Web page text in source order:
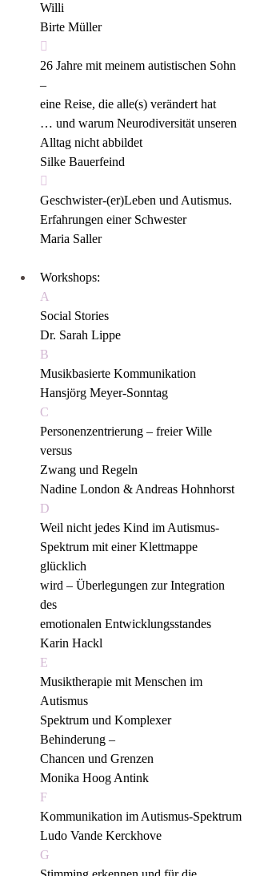
Willi
Birte Müller

26 Jahre mit meinem autistischen Sohn
–
eine Reise, die alle(s) verändert hat
… und warum Neurodiversität unseren
Alltag nicht abbildet
Silke Bauerfeind

Geschwister-(er)Leben und Autismus.
Erfahrungen einer Schwester
Maria Saller
Workshops:
A
Social Stories
Dr. Sarah Lippe
B
Musikbasierte Kommunikation
Hansjörg Meyer-Sonntag
C
Personenzentrierung – freier Wille
versus
Zwang und Regeln
Nadine London & Andreas Hohnhorst
D
Weil nicht jedes Kind im Autismus-
Spektrum mit einer Klettmappe
glücklich
wird – Überlegungen zur Integration
des
emotionalen Entwicklungsstandes
Karin Hackl
E
Musiktherapie mit Menschen im
Autismus
Spektrum und Komplexer
Behinderung –
Chancen und Grenzen
Monika Hoog Antink
F
Kommunikation im Autismus-Spektrum
Ludo Vande Kerckhove
G